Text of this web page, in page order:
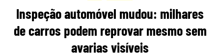
Inspeção automóvel mudou: milhares
de carros podem reprovar mesmo sem
avarias visíveis